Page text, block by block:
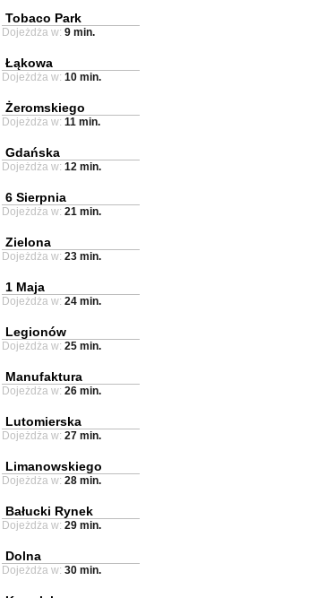
Tobaco Park
Dojeżdża w: 9 min.
Łąkowa
Dojeżdża w: 10 min.
Żeromskiego
Dojeżdża w: 11 min.
Gdańska
Dojeżdża w: 12 min.
6 Sierpnia
Dojeżdża w: 21 min.
Zielona
Dojeżdża w: 23 min.
1 Maja
Dojeżdża w: 24 min.
Legionów
Dojeżdża w: 25 min.
Manufaktura
Dojeżdża w: 26 min.
Lutomierska
Dojeżdża w: 27 min.
Limanowskiego
Dojeżdża w: 28 min.
Bałucki Rynek
Dojeżdża w: 29 min.
Dolna
Dojeżdża w: 30 min.